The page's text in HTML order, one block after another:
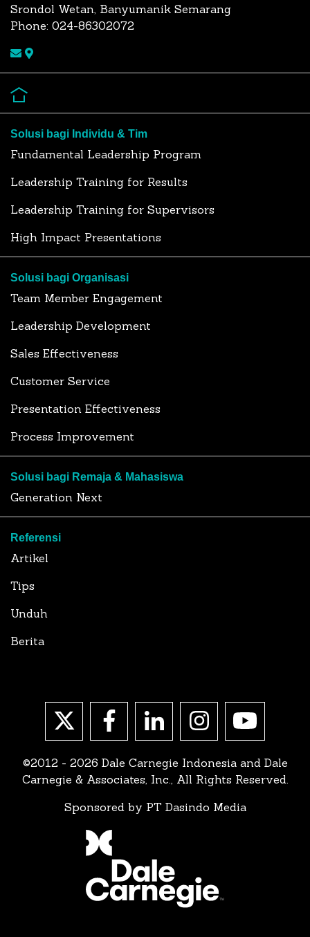
Srondol Wetan, Banyumanik Semarang
Phone: 024-86302072
Solusi bagi Individu & Tim
Fundamental Leadership Program
Leadership Training for Results
Leadership Training for Supervisors
High Impact Presentations
Solusi bagi Organisasi
Team Member Engagement
Leadership Development
Sales Effectiveness
Customer Service
Presentation Effectiveness
Process Improvement
Solusi bagi Remaja & Mahasiswa
Generation Next
Referensi
Artikel
Tips
Unduh
Berita
©2012 - 2026 Dale Carnegie Indonesia and Dale
Carnegie & Associates, Inc., All Rights Reserved.
Sponsored by PT Dasindo Media